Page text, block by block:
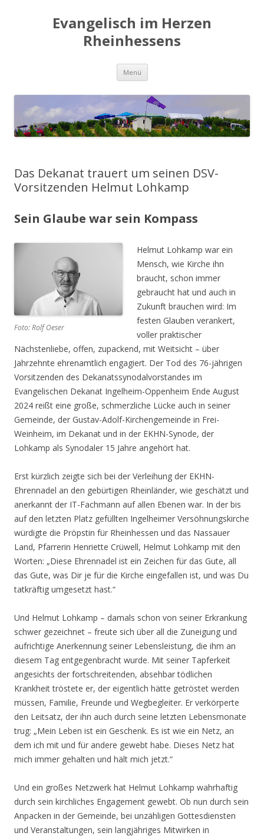
Evangelisch im Herzen
Rheinhessens
Menü Zum
springen
Das Dekanat trauert um seinen DSV-
Vorsitzenden Helmut Lohkamp
Sein Glaube war sein Kompass
Foto: Rolf Oeser
Helmut Lohkamp war ein
Mensch, wie Kirche ihn
braucht, schon immer
gebraucht hat und auch in
Zukunft brauchen wird: Im
festen Glauben verankert,
voller praktischer
Nächstenliebe, offen, zupackend, mit Weitsicht – über
Jahrzehnte ehrenamtlich engagiert. Der Tod des 76-jährigen
Vorsitzenden des Dekanatssynodalvorstandes im
Evangelischen Dekanat Ingelheim-Oppenheim Ende August
2024 reißt eine große, schmerzliche Lücke auch in seiner
Gemeinde, der Gustav-Adolf-Kirchengemeinde in Frei-
Weinheim, im Dekanat und in der EKHN-Synode, der
Lohkamp als Synodaler 15 Jahre angehört hat.
Erst kürzlich zeigte sich bei der Verleihung der EKHN-
Ehrennadel an den gebürtigen Rheinländer, wie geschätzt und
anerkannt der IT-Fachmann auf allen Ebenen war. In der bis
auf den letzten Platz gefüllten Ingelheimer Versöhnungskirche
würdigte die Pröpstin für Rheinhessen und das Nassauer
Land, Pfarrerin Henriette Crüwell, Helmut Lohkamp mit den
Worten: „Diese Ehrennadel ist ein Zeichen für das Gute, all
das Gute, was Dir je für die Kirche eingefallen ist, und was Du
tatkräftig umgesetzt hast.“
Und Helmut Lohkamp – damals schon von seiner Erkrankung
schwer gezeichnet – freute sich über all die Zuneigung und
aufrichtige Anerkennung seiner Lebensleistung, die ihm an
diesem Tag entgegenbracht wurde. Mit seiner Tapferkeit
angesichts der fortschreitenden, absehbar tödlichen
Krankheit tröstete er, der eigentlich hätte getröstet werden
müssen, Familie, Freunde und Wegbegleiter. Er verkörperte
den Leitsatz, der ihn auch durch seine letzten Lebensmonate
trug: „Mein Leben ist ein Geschenk. Es ist wie ein Netz, an
dem ich mit und für andere gewebt habe. Dieses Netz hat
mich immer gehalten und hält mich jetzt.“
Und ein großes Netzwerk hat Helmut Lohkamp wahrhaftig
durch sein kirchliches Engagement gewebt. Ob nun durch sein
Anpacken in der Gemeinde, bei unzähligen Gottesdiensten
und Veranstaltungen, sein langjähriges Mitwirken in